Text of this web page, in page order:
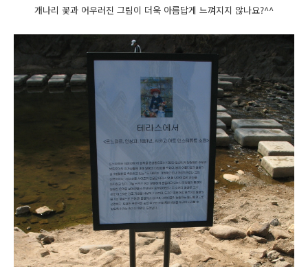
개나리 꽃과 어우러진 그림이 더욱 아름답게 느껴지지 않나요?^^